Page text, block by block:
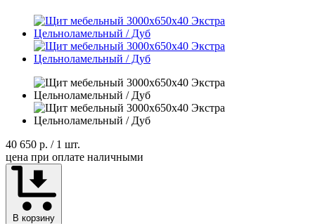
40 650 р. / 1 шт.
цена при оплате наличными
В корзину